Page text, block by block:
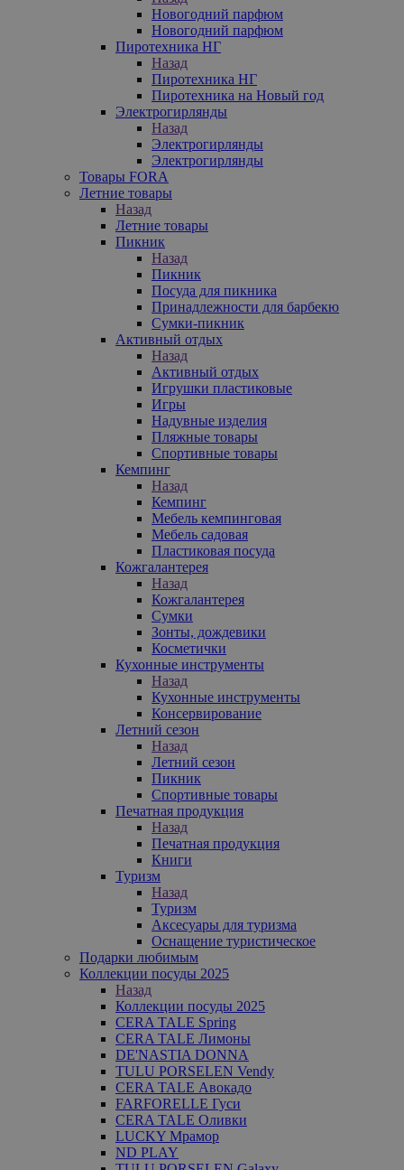
Новогодний парфюм
Новогодний парфюм
Пиротехника НГ
Назад
Пиротехника НГ
Пиротехника на Новый год
Электрогирлянды
Назад
Электрогирлянды
Электрогирлянды
Товары FORA
Летние товары
Назад
Летние товары
Пикник
Назад
Пикник
Посуда для пикника
Принадлежности для барбекю
Сумки-пикник
Активный отдых
Назад
Активный отдых
Игрушки пластиковые
Игры
Надувные изделия
Пляжные товары
Спортивные товары
Кемпинг
Назад
Кемпинг
Мебель кемпинговая
Мебель садовая
Пластиковая посуда
Кожгалантерея
Назад
Кожгалантерея
Сумки
Зонты, дождевики
Косметички
Кухонные инструменты
Назад
Кухонные инструменты
Консервирование
Летний сезон
Назад
Летний сезон
Пикник
Спортивные товары
Печатная продукция
Назад
Печатная продукция
Книги
Туризм
Назад
Туризм
Аксесуары для туризма
Оснащение туристическое
Подарки любимым
Коллекции посуды 2025
Назад
Коллекции посуды 2025
CERA TALE Spring
CERA TALE Лимоны
DE'NASTIA DONNA
TULU PORSELEN Vendy
CERA TALE Авокадо
FARFORELLE Гуси
CERA TALE Оливки
LUCKY Мрамор
ND PLAY